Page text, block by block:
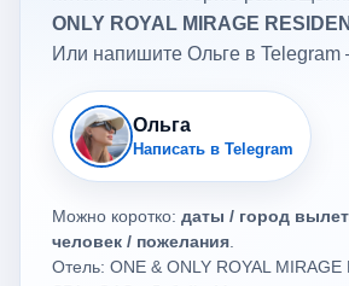
ONLY ROYAL MIRAGE
Или напишите Ольге в Telegram
Ольга
Написать в Telegram
Можно коротко: даты / город
человек / пожелания
Отель: ONE & ONLY ROYAL MIRAGE